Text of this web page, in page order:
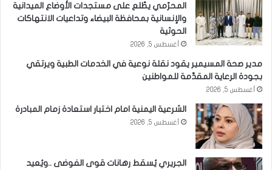
المحرّمي يطّلع على مستجدات الأوضاع الميدانية
والإنسانية بمحافظة البيضاء وتداعيات الانتهاكات
الحوثية
أغسطس 5, 2026
مدير صحة المسيمير يقود نقلة نوعية في الخدمات الطبية ويرتقي
بجودة الرعاية المقدَّمة للمواطنين
أغسطس 5, 2026
الشرعية اليمنية امام اختبار استعادة زمام المبادرة
أغسطس 5, 2026
الجريري يُسقط رهانات قوى الفوضى ..ويُعيد